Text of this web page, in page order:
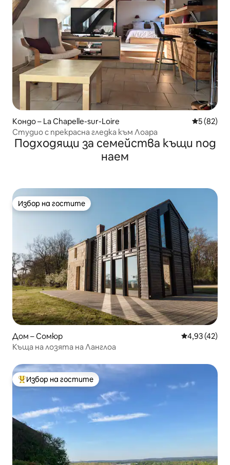
Кондо – La Chapelle-sur-Loire Средна
5 (82)
Студио с прекрасна гледка към Лоара
Подходящи за семейства къщи под
наем
Избор на гостите
Избор на гостите
Дом – Сомюр Средна
4,93 (42)
Къща на лозята на Ланглоа
Най-популярен избор на гостите
Избор на гостите